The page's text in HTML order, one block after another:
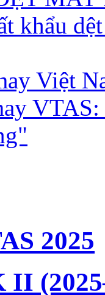
khẩu
Việt
2025